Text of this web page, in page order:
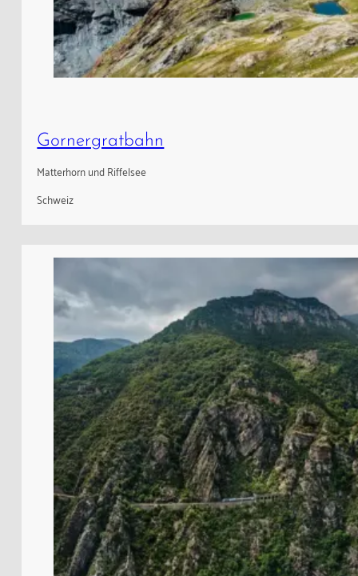
Gornergratbahn
Matterhorn und Riffelsee
Schweiz